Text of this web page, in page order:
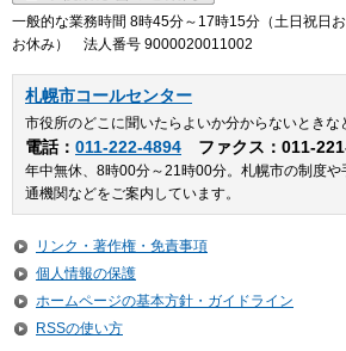
一般的な業務時間 8時45分～17時15分（土日祝日
お休み） 法人番号 9000020011002
札幌市コールセンター
市役所のどこに聞いたらよいか分からないときな
電話： 011-222-4894 ファクス：011-
年中無休、8時00分～21時00分。札幌市の制度
通機関などをご案内しています。
リンク・著作権・免責事項
個人情報の保護
ホームページの基本方針・ガイドライン
RSSの使い方